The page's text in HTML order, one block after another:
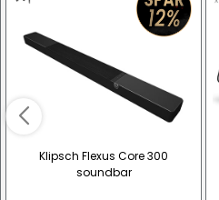
Klipsch Flexus Core 300
soundbar